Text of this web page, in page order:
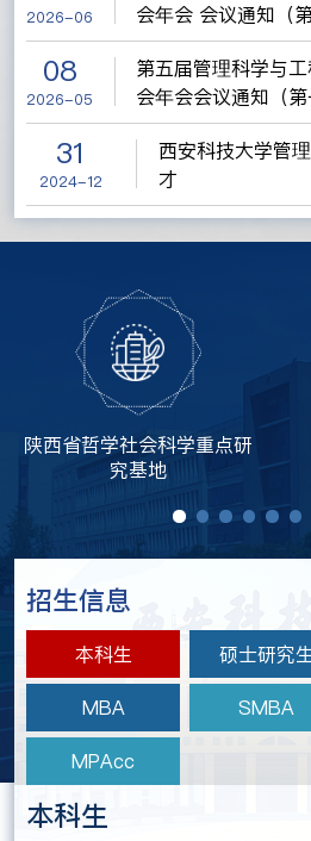
2026-06
会年会 会议通知（第
08
2026-05
第五届管理科学与
会年会会议通知（第
31
2024-12
西安科技大学管
才
陕西省哲学社会科学重点研
究基地
招生信息
本科生 硕士研究生
MBA SMBA
MPAcc
本科生